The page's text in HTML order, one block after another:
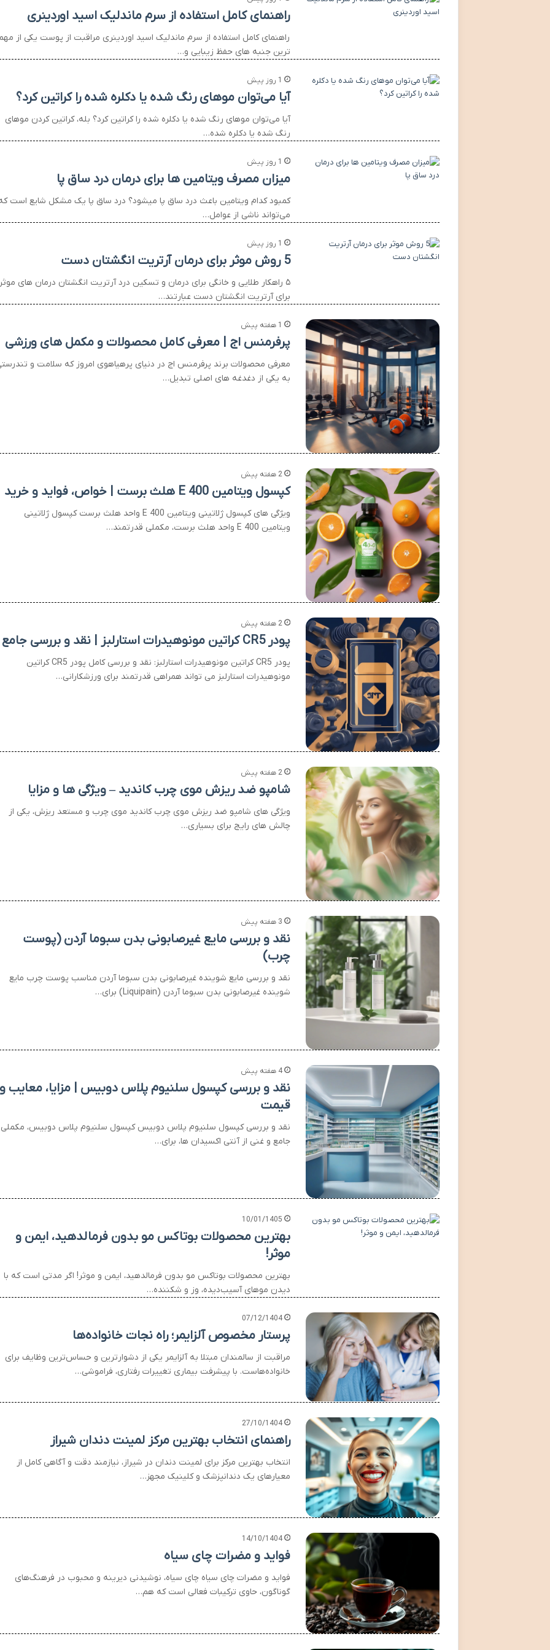
راهنمای کامل استفاده از سرم ماندلیک اسید اوردینری
راهنمای کامل استفاده از سرم ماندلیک اسید اوردینری مراقبت از پوست یکی از
ترین جنبه های حفظ زیبایی و…
1 روز پیش
آیا می‌توان موهای رنگ شده یا دکلره شده را کراتین کرد؟
آیا می‌توان موهای رنگ شده یا دکلره شده را کراتین کرد؟ بله، کراتین کردن موهای
رنگ شده یا دکلره شده…
1 روز پیش
میزان مصرف ویتامین ها برای درمان درد ساق پا
کمبود کدام ویتامین باعث درد ساق پا میشود؟ درد ساق پا یک مشکل شایع است
می‌تواند ناشی از عوامل…
1 روز پیش
5 روش موثر برای درمان آرتریت انگشتان دست
۵ راهکار طلایی و خانگی برای درمان و تسکین درد آرتریت انگشتان درمان های
برای آرتریت انگشتان دست عبارتند…
1 هفته پیش
پرفرمنس اج | معرفی کامل محصولات و مکمل های ورزشی
معرفی محصولات برند پرفرمنس اج در دنیای پرهیاهوی امروز که سلامت و
به یکی از دغدغه های اصلی تبدیل…
2 هفته پیش
کپسول ویتامین E 400 هلث برست | خواص، فواید و خرید
ویژگی های کپسول ژلاتینی ویتامین E 400 واحد هلث برست کپسول ژلاتینی
ویتامین E 400 واحد هلث برست، مکملی قدرتمند…
2 هفته پیش
پودر CR5 کراتین مونوهیدرات استارلبز | نقد و بررسی جامع
پودر CR5 کراتین مونوهیدرات استارلبز: نقد و بررسی کامل پودر CR5 کراتین
مونوهیدرات استارلبز می تواند همراهی قدرتمند برای ورزشکارانی…
2 هفته پیش
شامپو ضد ریزش موی چرب کاندید – ویژگی ها و مزایا
ویژگی های شامپو ضد ریزش موی چرب کاندید موی چرب و مستعد ریزش، یکی از
چالش های رایج برای بسیاری…
3 هفته پیش
نقد و بررسی مایع غیرصابونی بدن سبوما آردن (پوست
چرب)
نقد و بررسی مایع شوینده غیرصابونی بدن سبوما آردن مناسب پوست چرب مایع
شوینده غیرصابونی بدن سبوما آردن (Liquipain) برای…
4 هفته پیش
نقد و بررسی کپسول سلنیوم پلاس دوبیس | مزایا، معایب
قیمت
نقد و بررسی کپسول سلنیوم پلاس دوبیس کپسول سلنیوم پلاس دوبیس، مکملی
جامع و غنی از آنتی اکسیدان ها، برای…
10/01/1405
بهترین محصولات بوتاکس مو بدون فرمالدهید، ایمن و
موثر!
بهترین محصولات بوتاکس مو بدون فرمالدهید، ایمن و موثر! اگر مدتی است که با
دیدن موهای آسیب‌دیده، وز و شکننده…
07/12/1404
پرستار مخصوص آلزایمر؛ راه نجات خانواده‌ها
مراقبت از سالمندان مبتلا به آلزایمر یکی از دشوارترین و حساس‌ترین وظایف برای
خانواده‌هاست. با پیشرفت بیماری تغییرات رفتاری، فراموشی…
27/10/1404
راهنمای انتخاب بهترین مرکز لمینت دندان شیراز
انتخاب بهترین مرکز برای لمینت دندان در شیراز، نیازمند دقت و آگاهی کامل از
معیارهای یک دندانپزشک و کلینیک مجهز…
14/10/1404
فواید و مضرات چای سیاه
فواید و مضرات چای سیاه چای سیاه، نوشیدنی دیرینه و محبوب در فرهنگ‌های
گوناگون، حاوی ترکیبات فعالی است که هم…